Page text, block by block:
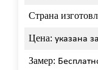
Страна
Цена: указана
Замер: